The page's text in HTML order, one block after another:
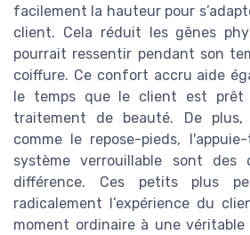
facilement la hauteur pour
client. Cela réduit les gênes
pourrait ressentir pendant son
coiffure. Ce confort accru aide
le temps que le client est prêt
traitement de beauté. De
comme le repose-pieds,
système verrouillable sont
différence. Ces petits plus
radicalement l’expérience du
moment ordinaire à une véritable